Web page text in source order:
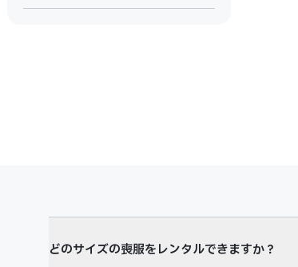
どのサイズの喪服をレンタルできますか？